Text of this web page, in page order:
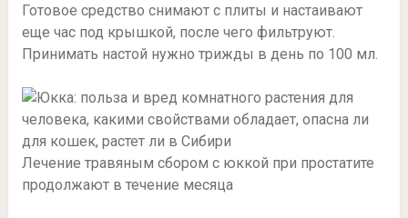
Готовое средство снимают с плиты и настаивают
еще час под крышкой, после чего фильтруют.
Принимать настой нужно трижды в день по 100 мл.
Лечение травяным сбором с юккой при простатите
продолжают в течение месяца